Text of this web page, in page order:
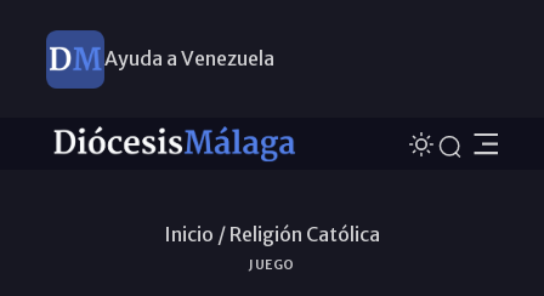
Ayuda a Venezuela
Inicio / Religión Católica
JUEGO